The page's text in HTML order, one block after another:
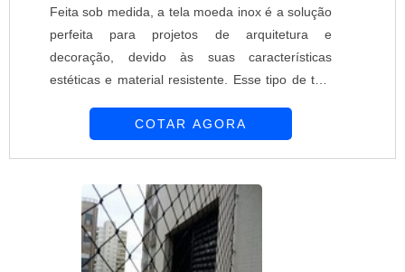
Feita sob medida, a tela moeda inox é a solução
perfeita para projetos de arquitetura e
decoração, devido às suas características
estéticas e material resistente. Esse tipo de tela
permite uma boa visibilidade. Devido ao seu
visuais agradáveis, sendo um ótimo
complemento à decoração dos espaços.
Vantagen...
COTAR AGORA